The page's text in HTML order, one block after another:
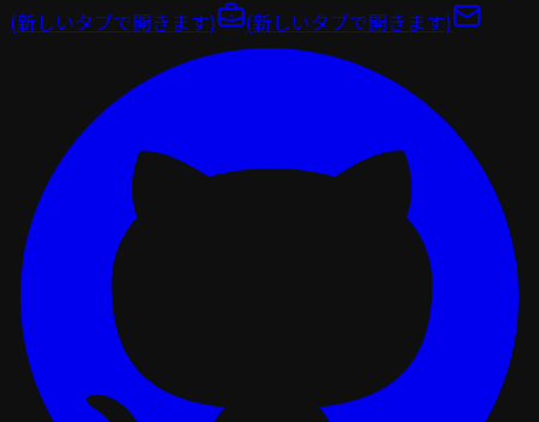
(新しいタブで開きます) (新しいタブで開きます)